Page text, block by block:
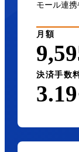
モール連
月額
決済手数
3.19